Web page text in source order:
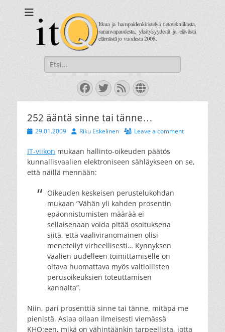
Itkua ja hammastenkiristelyä jo vuodesta 2008.
Search
for:
Facebook
Twitter
FeedWebsite
252 ääntä sinne tai tänne…
Posted
29.01.2009 AuthorRiku Eskelinen Leave a comment
IT-viikon mukaan hallinto-oikeuden päätös
kunnallisvaalien elektroniseen sähläykseen on se,
että näillä mennään:
Oikeuden keskeisen perustelukohdan
mukaan ”Vähän yli kahden prosentin
epäonnistumisten määrää ei
sellaisenaan voida pitää osoituksena
siitä, että vaaliviranomainen olisi
menetellyt virheellisesti… Kynnyksen
vaalien uudelleen toimittamiselle on
oltava huomattava myös valtiollisten
perusoikeuksien toteuttamisen
kannalta”.
Niin, pari prosenttiä sinne tai tänne, mitäpä me
pienistä. Asiaa ollaan ilmeisesti viemässä
KHO:een, mikä on vähintäänkin tarpeellista, jotta